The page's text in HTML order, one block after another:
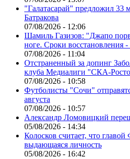
"Галатасарай" предложил 33
Батракова
07/08/2026 - 12:06
Шамиль Газизов: "Джапо
ноге. Сроки восстановления
07/08/2026 - 11:04
Отстраненный за допинг
клуба Медиалиги "СКА-
07/08/2026 - 10:58
Футболисты "Сочи"
августа
07/08/2026 - 10:57
Александр Ломовицкий
05/08/2026 - 14:34
Колосков считает, что
выдающаяся личность
05/08/2026 - 16:42